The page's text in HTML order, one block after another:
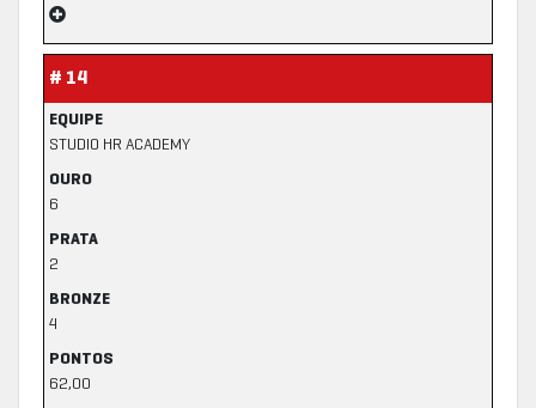
# 14
EQUIPE
STUDIO HR ACADEMY
OURO
6
PRATA
2
BRONZE
4
PONTOS
62,00